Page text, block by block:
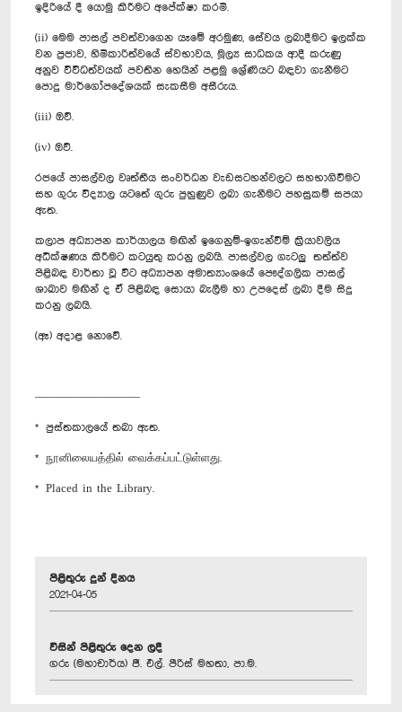
ඉදිරියේ දී යොමු කිරීමට අපේක්ෂා කරමි.
(ii) මෙම පාසල් පවත්වාගෙන යෑමේ අරමුණ, සේවය ලබාදීමට ඉලක්ක
වන ප්‍රජාව, හිමිකාරිත්වයේ ස්වභාවය, මූල්‍ය සාධකය ආදී කරුණු
අනුව විවිධත්වයක් පවතින හෙයින් පළමු ශ්‍රේණියට බඳවා ගැනීමට
පොදු මාර්ගෝපදේශයක් සැකසීම අසීරුය.
(iii) ඔව්.
(iv) ඔව්.
රජයේ පාසල්වල වෘත්තීය සංවර්ධන වැඩසටහන්වලට සහභාගිවීමට
සහ ගුරු විද්‍යාල යටතේ ගුරු පුහුණුව ලබා ගැනීමට පහසුකම් සපයා
ඇත.
කලාප අධ්‍යාපන කාර්යාලය මඟින් ඉගෙනුම්-ඉගැන්වීම් ක්‍රියාවලිය
අධීක්ෂණය කිරීමට කටයුතු කරනු ලබයි. පාසල්වල ගැටලු තත්ත්ව
පිළිබඳ වාර්තා වූ විට අධ්‍යාපන අමාත්‍යාංශයේ පෞද්ගලික පාසල්
ශාඛාව මඟින් ද ඒ පිළිබඳ සොයා බැලීම හා උපදෙස් ලබා දීම සිදු
කරනු ලබයි.
(ඈ) අදාළ නොවේ.
—————————
* පුස්තකාලයේ තබා ඇත.
* நூனிலையத்தில் வைக்கப்பட்டுள்ளது.
* Placed in the Library.
පිළිතුරු දුන් දිනය
2021-04-05
විසින් පිළිතුරු දෙන ලදී
ගරු (මහාචාර්ය) ජී. එල්. පීරිස් මහතා, පා.ම.